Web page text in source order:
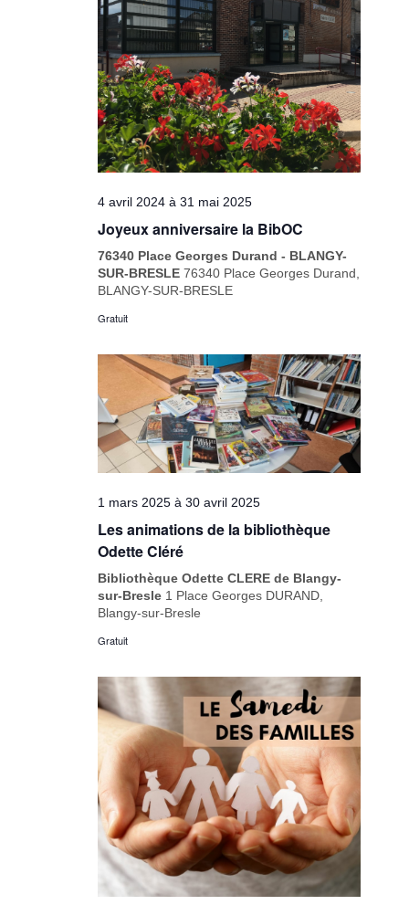
4 avril 2024 à31 mai 2025
Joyeux anniversaire la BibOC
76340 Place Georges Durand - BLANGY-
SUR-BRESLE76340 Place Georges Durand,
BLANGY-SUR-BRESLE
Gratuit
1 mars 2025 à30 avril 2025
Les animations de la bibliothèque
Odette Cléré
Bibliothèque Odette CLERE de Blangy-
sur-Bresle 1 Place Georges DURAND,
Blangy-sur-Bresle
Gratuit